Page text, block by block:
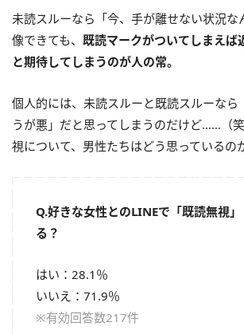
未読スルーなら「今、手が離せない状況な
像できても、 既読マークがついてしまえば
と期待してしまうのが人の常。
個人的には、未読スルーと既読スルーなら
うが悪」だと思ってしまうのだけど……（
視について、男性たちはどう思っているの
Q.好きな女性とのLINEで「既読無視
る？
はい：28.1％
いいえ：71.9％
※有効回答数217件